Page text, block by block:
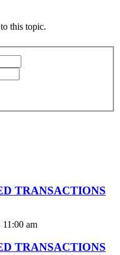
this topic.
TRANSACTIONS
am
TRANSACTIONS